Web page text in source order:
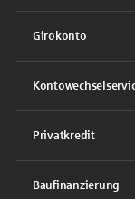
Girokonto
Privatkredit
Baufinanzierung